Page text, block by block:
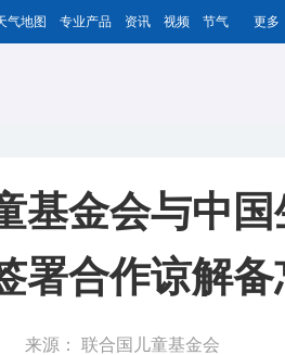
气地图 专业产品 资讯 视频 节气 更多
基金会与中
署合作谅解备
来源： 联合国儿童基金会